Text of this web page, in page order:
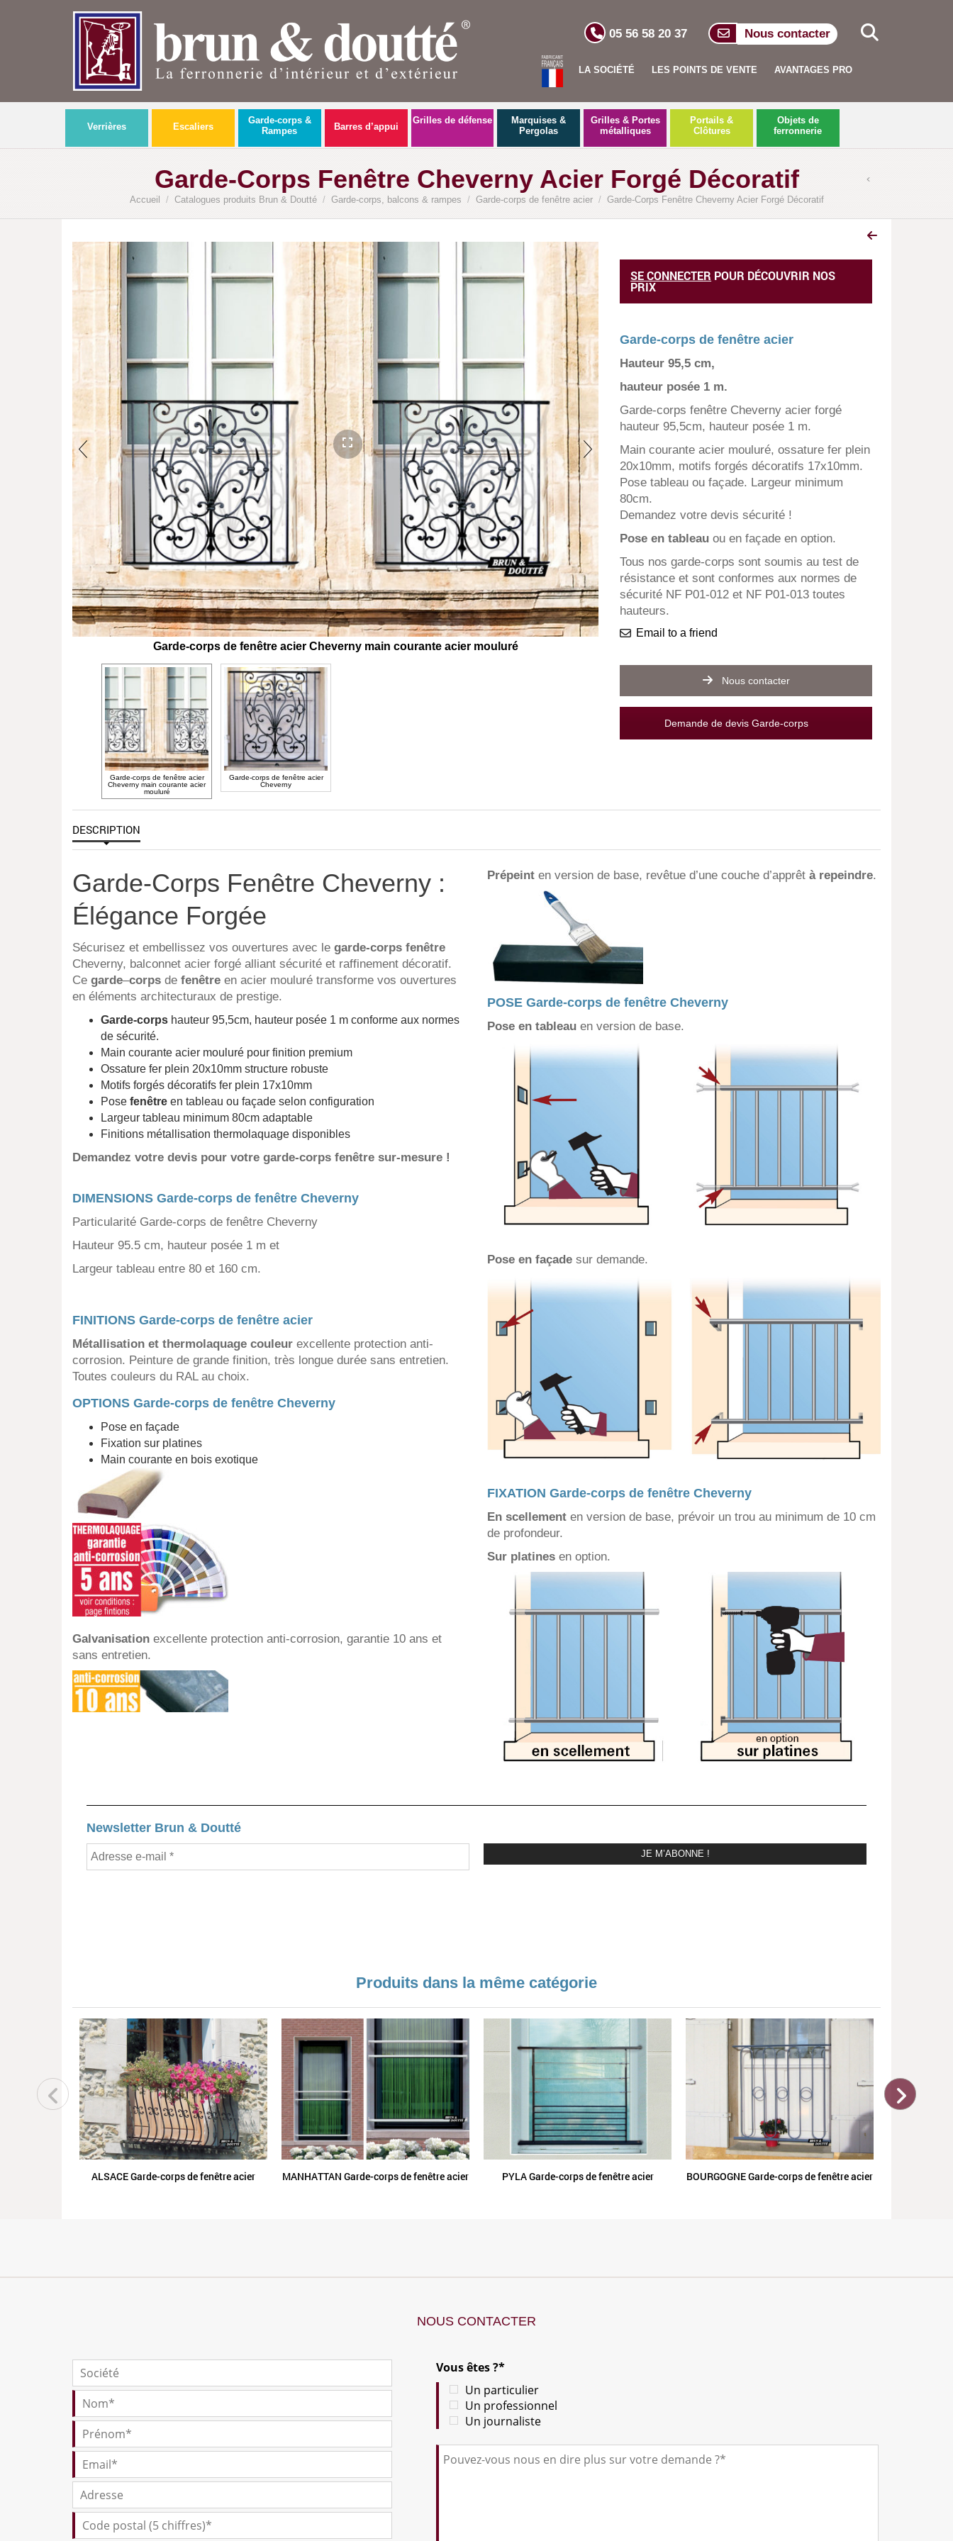
05 56 58 20 37 Nous contacter
AVANTAGES PRO
LES POINTS DE VENTE
LA SOCIÉTÉ
Verrières Escaliers
Garde-corps &
Rampes
Barres d’appui
Grilles de défense
Marquises &
Pergolas
Grilles & Portes
métalliques
Portails &
Clôtures
Objets de
ferronnerie
Garde-Corps Fenêtre Cheverny Acier Forgé Décoratif
Accueil / Catalogues produits Brun & Doutté / Garde-corps, balcons & rampes / Garde-corps de fenêtre acier / Garde-Corps Fenêtre Cheverny Acier Forgé Décoratif
Garde-corps de fenêtre acier Cheverny main courante acier mouluré
Garde-corps de fenêtre acier
Cheverny main courante acier
mouluré
Garde-corps de fenêtre acier
Cheverny
SE CONNECTER POUR DÉCOUVRIR NOS
PRIX
Garde-corps de fenêtre acier
Hauteur 95,5 cm,
hauteur posée 1 m.
Garde-corps fenêtre Cheverny acier forgé
hauteur 95,5cm, hauteur posée 1 m.
Main courante acier mouluré, ossature fer plein
20x10mm, motifs forgés décoratifs 17x10mm.
Pose tableau ou façade. Largeur minimum
80cm.
Demandez votre devis sécurité !
Pose en tableau ou en façade en option.
Tous nos garde-corps sont soumis au test de
résistance et sont conformes aux normes de
sécurité NF P01-012 et NF P01-013 toutes
hauteurs.
Email to a friend
Nous contacter
Demande de devis Garde-corps
DESCRIPTION
Garde-Corps Fenêtre Cheverny :
Élégance Forgée
Sécurisez et embellissez vos ouvertures avec le garde-corps fenêtre
Cheverny, balconnet acier forgé alliant sécurité et raffinement décoratif.
Ce garde–corps de fenêtre en acier mouluré transforme vos ouvertures
en éléments architecturaux de prestige.
Garde-corps hauteur 95,5cm, hauteur posée 1 m conforme aux normes
de sécurité.
Main courante acier mouluré pour finition premium
Ossature fer plein 20x10mm structure robuste
Motifs forgés décoratifs fer plein 17x10mm
Pose fenêtre en tableau ou façade selon configuration
Largeur tableau minimum 80cm adaptable
Finitions métallisation thermolaquage disponibles
Demandez votre devis pour votre garde-corps fenêtre sur-mesure !
DIMENSIONS Garde-corps de fenêtre Cheverny
Particularité Garde-corps de fenêtre Cheverny
Hauteur 95.5 cm, hauteur posée 1 m et
Largeur tableau entre 80 et 160 cm.
FINITIONS Garde-corps de fenêtre acier
Métallisation et thermolaquage couleur excellente protection anti-
corrosion. Peinture de grande finition, très longue durée sans entretien.
Toutes couleurs du RAL au choix.
OPTIONS Garde-corps de fenêtre Cheverny
Pose en façade
Fixation sur platines
Main courante en bois exotique
Galvanisation excellente protection anti-corrosion, garantie 10 ans et
sans entretien.
Prépeint en version de base, revêtue d’une couche d’apprêt à repeindre.
POSE Garde-corps de fenêtre Cheverny
Pose en tableau en version de base.
Pose en façade sur demande.
FIXATION Garde-corps de fenêtre Cheverny
En scellement en version de base, prévoir un trou au minimum de 10 cm
de profondeur.
Sur platines en option.
Newsletter Brun & Doutté
Produits dans la même catégorie
ALSACE Garde-corps de fenêtre acier MANHATTAN Garde-corps de fenêtre acier PYLA Garde-corps de fenêtre acier BOURGOGNE Garde-corps de fenêtre acier
NOUS CONTACTER
Vous êtes ?*
Un particulier
Un professionnel
Un journaliste